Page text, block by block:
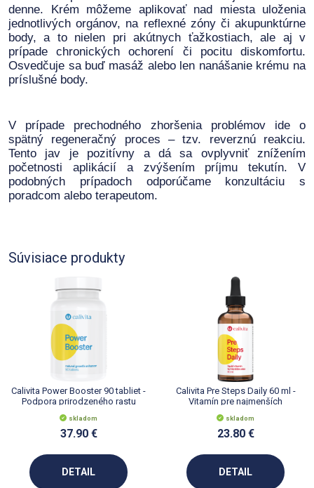
denne. Krém môžeme aplikovať nad miesta uloženia
jednotlivých orgánov, na reflexné zóny či akupunktúrne
body, a to nielen pri akútnych ťažkostiach, ale aj v
prípade chronických ochorení či pocitu diskomfortu.
Osvedčuje sa buď masáž alebo len nanášanie krému na
príslušné body.
V prípade prechodného zhoršenia problémov ide o
spätný regeneračný proces – tzv. reverznú reakciu.
Tento jav je pozitívny a dá sa ovplyvniť znížením
početnosti aplikácií a zvýšením príjmu tekutín. V
podobných prípadoch odporúčame konzultáciu s
poradcom alebo terapeutom.
Súvisiace produkty
Calivita Power Booster 90 tabliet -
Podpora prirodzeného rastu
skladom
37.90 €
DETAIL
Calivita Pre Steps Daily 60 ml -
Vitamín pre najmenších
skladom
23.80 €
DETAIL